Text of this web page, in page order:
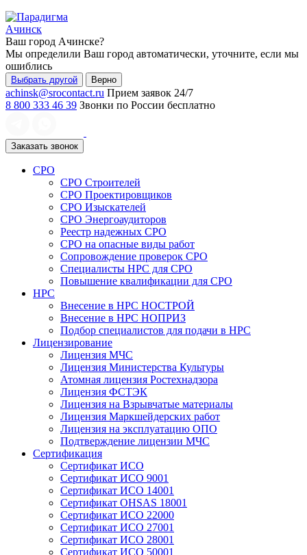
Ачинск
Ваш город Ачинске?
Мы определили Ваш город автоматически, уточните, если мы
ошиблись
Выбрать другой Верно
achinsk@srocontact.ru Прием заявок 24/7
8 800 333 46 39 Звонки по России бесплатно
Заказать звонок
СРО
СРО Строителей
СРО Проектировщиков
СРО Изыскателей
СРО Энергоаудиторов
Реестр надежных СРО
СРО на опасные виды работ
Сопровождение проверок СРО
Специалисты НРС для СРО
Повышение квалификации для СРО
НРС
Внесение в НРС НОСТРОЙ
Внесение в НРС НОПРИЗ
Подбор специалистов для подачи в НРС
Лицензирование
Лицензия МЧС
Лицензия Министерства Культуры
Атомная лицензия Ростехнадзора
Лицензия ФСТЭК
Лицензия на Взрывчатые материалы
Лицензия Маркшейдерских работ
Лицензия на эксплуатацию ОПО
Подтверждение лицензии МЧС
Сертификация
Сертификат ИСО
Сертификат ИСО 9001
Сертификат ИСО 14001
Сертификат OHSAS 18001
Сертификат ИСО 22000
Сертификат ИСО 27001
Сертификат ИСО 28001
Сертификат ИСО 50001